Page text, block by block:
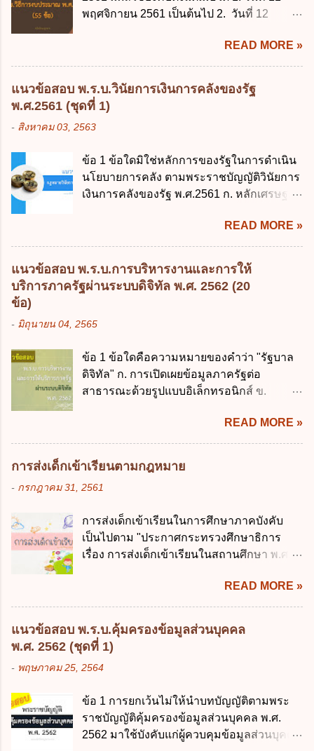
พฤศจิกายน 2561 เป็นต้นไป 2. วันที่ 12
พฤศจิกายน 2561 เป็นต้นไป 4. วันที่ 14
พฤศจิกายน 2561 เป็นต้นไป ข้อ 2. พระราช
บัญญัติวิธีการงบประมาณ พ.ศ. 2561 ไม่ได้
ยกเลิกกฎหมายฉบับใด 1. พระราชบัญญัติวิธี
การงบประมาณ พ.ศ. 2502 2. พระราชบัญญัติ
วิธีการงบประมาณ (ฉบับที่ 3) พ.ศ. 2511 3.
พ.ศ. 2544 4. ประกาศของคณะปฏิวัติ ฉบับที่
203 ลงวันที่ 31 สิงหาคม 2515 ข้อ 3. ข้อใดไม่
ถูกต้อง 1. นายกรัฐมนตรีมีอำนาจออกกฎเพื่อ
ประมาณ พ.ศ. 2561 2. นายกรัฐมนตรีเป็นผู้
รักษาการตามพระราช บัญญัติวิธีการงบ
ประมาณ พ.ศ. 2561 3. รัฐมนตรีว่าการ
กระทรวงการคลัง เป็นผู้รักษาการตามพระ
โปร่งใสและตรวจสอบได้ ข้อ 4. พระราช
บัญญัติวิธีการงบประมาณ พ.ศ. 2561 บัญญัติ
ให้การบริหา...
READ MORE »
แนวข้อสอบ พ.ร.บ.วินัยการเงินการคลังของรัฐ
พ.ศ.2561 (ชุดที่ 1)
- สิงหาคม 03, 2563
ข้อ 1 ข้อใดมิใช่หลักการของรัฐในการดำเนิน
นโยบายการคลัง ตามพระราชบัญญัติวินัยการ
เงินการคลังของรัฐ พ.ศ.2561 ก. หลักเศรษฐกิจ
เศรษฐกิจ ค. หลักการพัฒนาทางเศรษฐกิจ
อย่างยั่งยืน ง. หลักความเป็นธรรมในสังคม ข้อ
2 สัดส่วนหนี้สาธารณะต่อผลิตภัณฑ์มวลรวม
ในประเทศเพื่อใช้เป็นกรอบในการบริหารหนี้
สาธารณะเป็นไปตามข้อใด ก. ไม่เกินร้อยละ 5
เกินร้อยละ 60 ข้อ 3 กฎหมายว่าด้วยวินัยการ
กฎหมายที่ให้จัดเก็บภาษีอากรหรือค่า
ธรรมเนียมเพิ่มขึ้นจากที่กำหนดไว้ในกฎหมาย
เพื่อการนำไปใช้จ่ายตามวัตถุประสงค์หรือเพื่อ
ข้อใด ก. เป็นไปตามความต้องการของชุมชน
ข. เพื่อป็นรายได้ขององค์กรปกครองส่วนท้อง
ถิ่น ค. มีเหตุจำเป็นหรือเหตุฉุกเฉินที่มิอาจหลีก
ปานกลางที่คณะรัฐมนตรีเห็นชอบแล้วไปใช้
ประกอบการพิจารณาในเรื่องต่อไปนี้ ยกเว้น
ข้อใด ก. การจัดเก็บหรือหารายได้ ข. การ
READ MORE »
แนวข้อสอบ พ.ร.บ.การบริหารงานและการให้
บริการภาครัฐผ่านระบบดิจิทัล พ.ศ. 2562 (20
ข้อ)
- มิถุนายน 04, 2565
ข้อ 1 ข้อใดคือความหมายของคำว่า "รัฐบาล
ดิจิทัล" ก. การเปิดเผยข้อมูลภาครัฐต่อ
สาธารณะด้วยรูปแบบอิเล็กทรอนิกส์ ข.
การบริหารงาน การให้บริการ การบูรณาการ
ข้อมูลภาครัฐ ค. วิธีการนำสัญลักษณ์ศูนย์และ
หนึ่ง เพื่อใช้สร้างระบบต่าง ๆ ง. สำนักงาน
พัฒนารัฐบาลดิจิทัล (องค์การมหาชน) ข้อ 2
การบริหารงานภาครัฐและการจัดทำบริการ
ดังต่อไปนี้ ยกเว้น ข้อใด ก. ให้มีการใช้ระบบ
ดิจิทัลอย่างคุ้มค่าและเต็มศักยภาพ ข. พัฒนา
โครงสร้างพื้นฐานด้านดิจิทัลที่จำเป็นให้เป็นไป
เครือข่ายดิจิทัล ง. เพิ่มประสิทธิภาคในการใช้
จ่ายงบประมาณให้เกิดความคุ้มค่าและเป็นไป
ตามเป้าหมาย ข้อ 3 ข้อใดกล่าวได้ถูกต้องที่สุด
เกี่ยวกับ "แผนพัฒนารัฐบาลดิจิทัล" ก. เป็นธร
รับผิดชอบในการบริหารจัดการข้อมูลของ
หน่วยงานของรัฐ ง. กำหนดกรอบและทิศทาง
การบริหารงานภาครัฐและการจัดทำบริการ
สาธารณะในรูปแบบดิจิทัล ข้อ 4 กรรมการ
READ MORE »
การส่งเด็กเข้าเรียนตามกฎหมาย
- กรกฎาคม 31, 2561
การส่งเด็กเข้าเรียนในการศึกษาภาคบังคับ
เป็นไปตาม "ประกาศกระทรวงศึกษาธิการ
เรื่อง การส่งเด็กเข้าเรียนในสถานศึกษา พ.ศ.
เรื่อง หลักเกณฑ์และวิธีการปฏิบัติสำหรับผู้ที่
มิใช่ผู้ปกครองซึ่งมีเด็กที่มีอายุในเกณฑ์การ
ศึกษาภาคบังคับอาศัยอยู่" ออกตามความใน
พระราชบัญญัติการศึกษาภาคบังคับ พ.ศ.
2545 ซึ่งเป็นกฎหมายที่มีโทษทางอาญา โดย
มีสาระสำคัญดังนี้ 1. คำว่า "เด็ก" หมายถึง เด็ก
เว้นแต่เด็กที่สอบได้ชั้นปีที่ 9 ของการศึกษา
ภาคบังคับแล้ว 2. ผู้ปกครอง คือ 2.1 บิดา
มารดา 2.2 บิดาหรือมารดา ซึ่งเป็นผู้ใช้
READ MORE »
แนวข้อสอบ พ.ร.บ.คุ้มครองข้อมูลส่วนบุคคล
พ.ศ. 2562 (ชุดที่ 1)
- พฤษภาคม 25, 2564
ข้อ 1 การยกเว้นไม่ให้นำบทบัญญัติตามพระ
ราชบัญญัติคุ้มครองข้อมูลส่วนบุคคล พ.ศ.
2562 มาใช้บังคับแก่ผู้ควบคุมข้อมูลส่วนบุคคล